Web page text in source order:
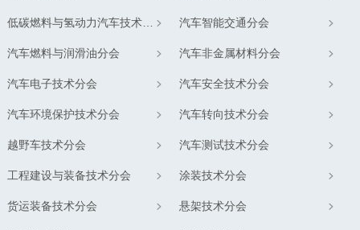
低碳燃料与氢动力汽车技术分会 汽车智能交通分会
汽车燃料与润滑油分会 汽车非金属材料分会
汽车电子技术分会 汽车安全技术分会
汽车环境保护技术分会 汽车转向技术分会
越野车技术分会 汽车测试技术分会
工程建设与装备技术分会 涂装技术分会
货运装备技术分会 悬架技术分会